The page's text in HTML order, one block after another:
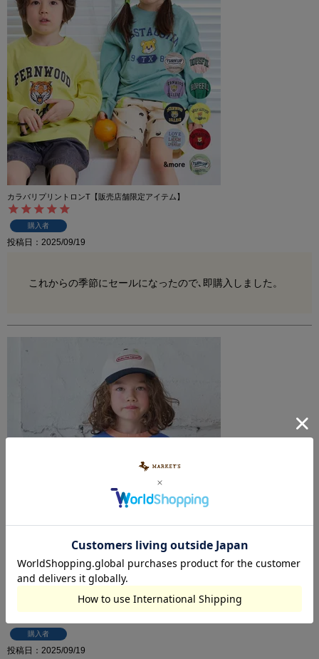
カラバリプリントロンT【販売店舗限定アイテム】
購入者
投稿日 2025/09/19
これからの季節にセールになったので､即購入しました。
【TIME SALE】COTTON from U.S.Aラインロンティー
購入者
投稿日 2025/09/19